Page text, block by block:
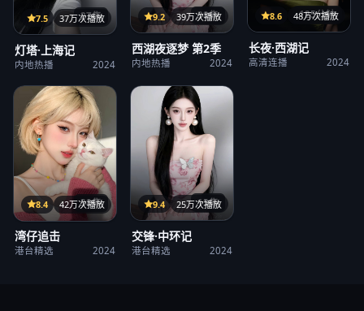
27集
7.5 37万次播放
灯塔·上海记
内地热播 2024
38集
9.2 39万次播放
西湖夜逐梦 第2季
内地热播 2024
125分钟
8.6 48万次播放
长夜·西湖记
高清连播 2024
38集
8.4 42万次播放
湾仔追击
港台精选 2024
15集
9.4 25万次播放
交锋·中环记
港台精选 2024